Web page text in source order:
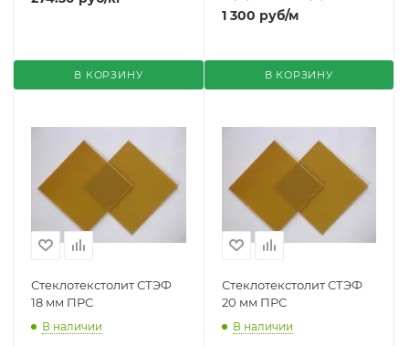
В КОРЗИНУ
1 300 руб/м
В КОРЗИНУ
Стеклотекстолит СТЭФ
18 мм ПРС
В наличии
Стеклотекстолит СТЭФ
20 мм ПРС
В наличии